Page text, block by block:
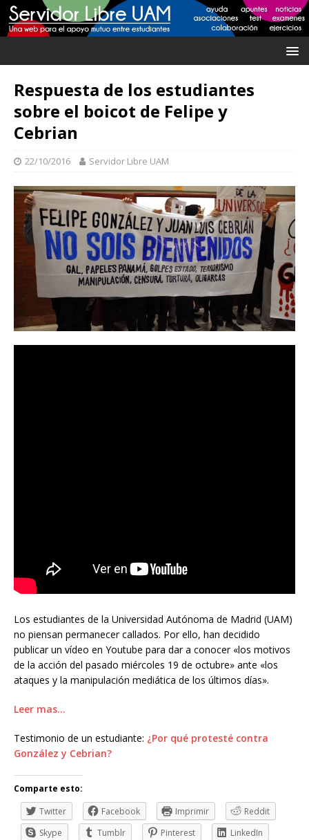
Respuesta de los estudiantes
sobre el boicot de Felipe y
Cebrian
22/10/2016 Servidor Libre UAM
Los estudiantes de la Universidad Autónoma de Madrid (UAM)
no piensan permanecer callados. Por ello, han decidido
publicar un vídeo en Youtube para dar a conocer «los motivos
de la acción del pasado miércoles 19 de octubre» ante «los
ataques y la manipulación mediática de los últimos días».
Leer mas…
Testimonio de un estudiante: ¿Por qué protesté contra
González y Cebrian?
Comparte esto:
Twitter
Facebook Imprimir
Reddit
Skype
Tumblr Pinterest
LinkedIn